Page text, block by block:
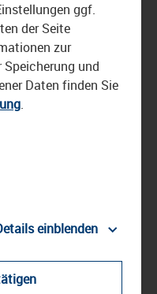
wurde die
Eishalle in
Europa und
und Kenia
2012 kann die
die
ggf.
der Seite
zur
Speicherung und
Daten finden Sie
.
einblenden